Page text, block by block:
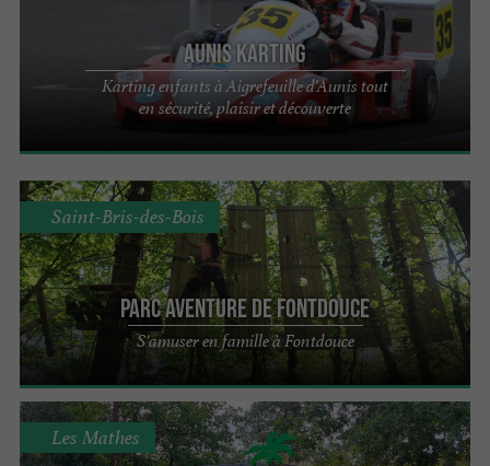
Aunis Karting
Karting enfants à Aigrefeuille d’Aunis tout
en sécurité, plaisir et découverte
Parc Aventure de Fontdouce
S'amuser en famille à Fontdouce
Saint-Bris-des-Bois
Les Mathes